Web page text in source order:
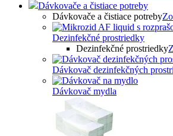
Dávkovače a čistiace potreby
Dávkovače a čistiace potreby
Dezinfekčné prostriedky
Dezinfekčné prostriedky
Dávkovač dezinfekčných
Dávkovač mydla